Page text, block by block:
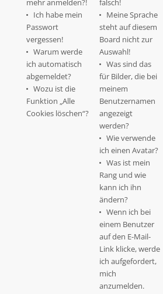
mehr anmelden?!
Ich habe mein
Passwort
vergessen!
Warum werde
ich automatisch
abgemeldet?
Wozu ist die
Funktion „Alle
Cookies löschen“?
falsch!
Meine Sprache
steht auf diesem
Board nicht zur
Auswahl!
Was sind das
für Bilder, die bei
meinem
Benutzernamen
angezeigt
werden?
Wie verwende
ich einen Avatar?
Was ist mein
Rang und wie
kann ich ihn
ändern?
Wenn ich bei
einem Benutzer
auf den E-Mail-
Link klicke, werde
ich aufgefordert,
mich
anzumelden.